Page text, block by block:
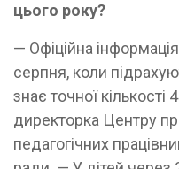
цього року?
— Офіційна
серпня, коли
знає точної
директорка Центру
педагогічних